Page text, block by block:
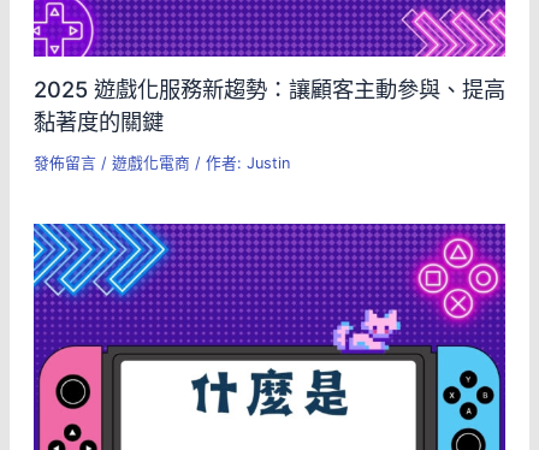
2025 遊戲化服務新趨勢：讓顧客主動參與、提高
黏著度的關鍵
發佈留言 / 遊戲化電商 / 作者: Justin